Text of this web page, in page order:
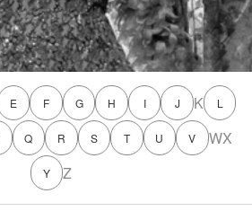
E F G H I J K L
Q R S T U V WX
Y Z